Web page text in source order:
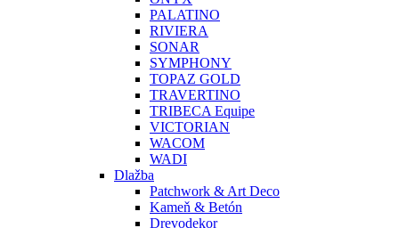
PALATINO
RIVIERA
SONAR
SYMPHONY
TOPAZ GOLD
TRAVERTINO
TRIBECA Equipe
VICTORIAN
WACOM
WADI
Dlažba
Patchwork & Art Deco
Kameň & Betón
Drevodekor